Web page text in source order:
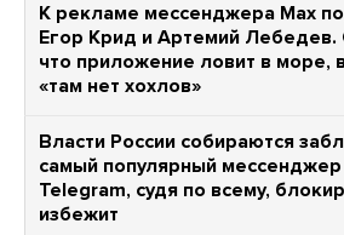
К рекламе мессенджера Max
Егор Крид и Артемий Лебедев.
что приложение ловит в море,
«там нет хохлов»
Власти России собираются
самый популярный
Telegram, судя по всему,
избежит